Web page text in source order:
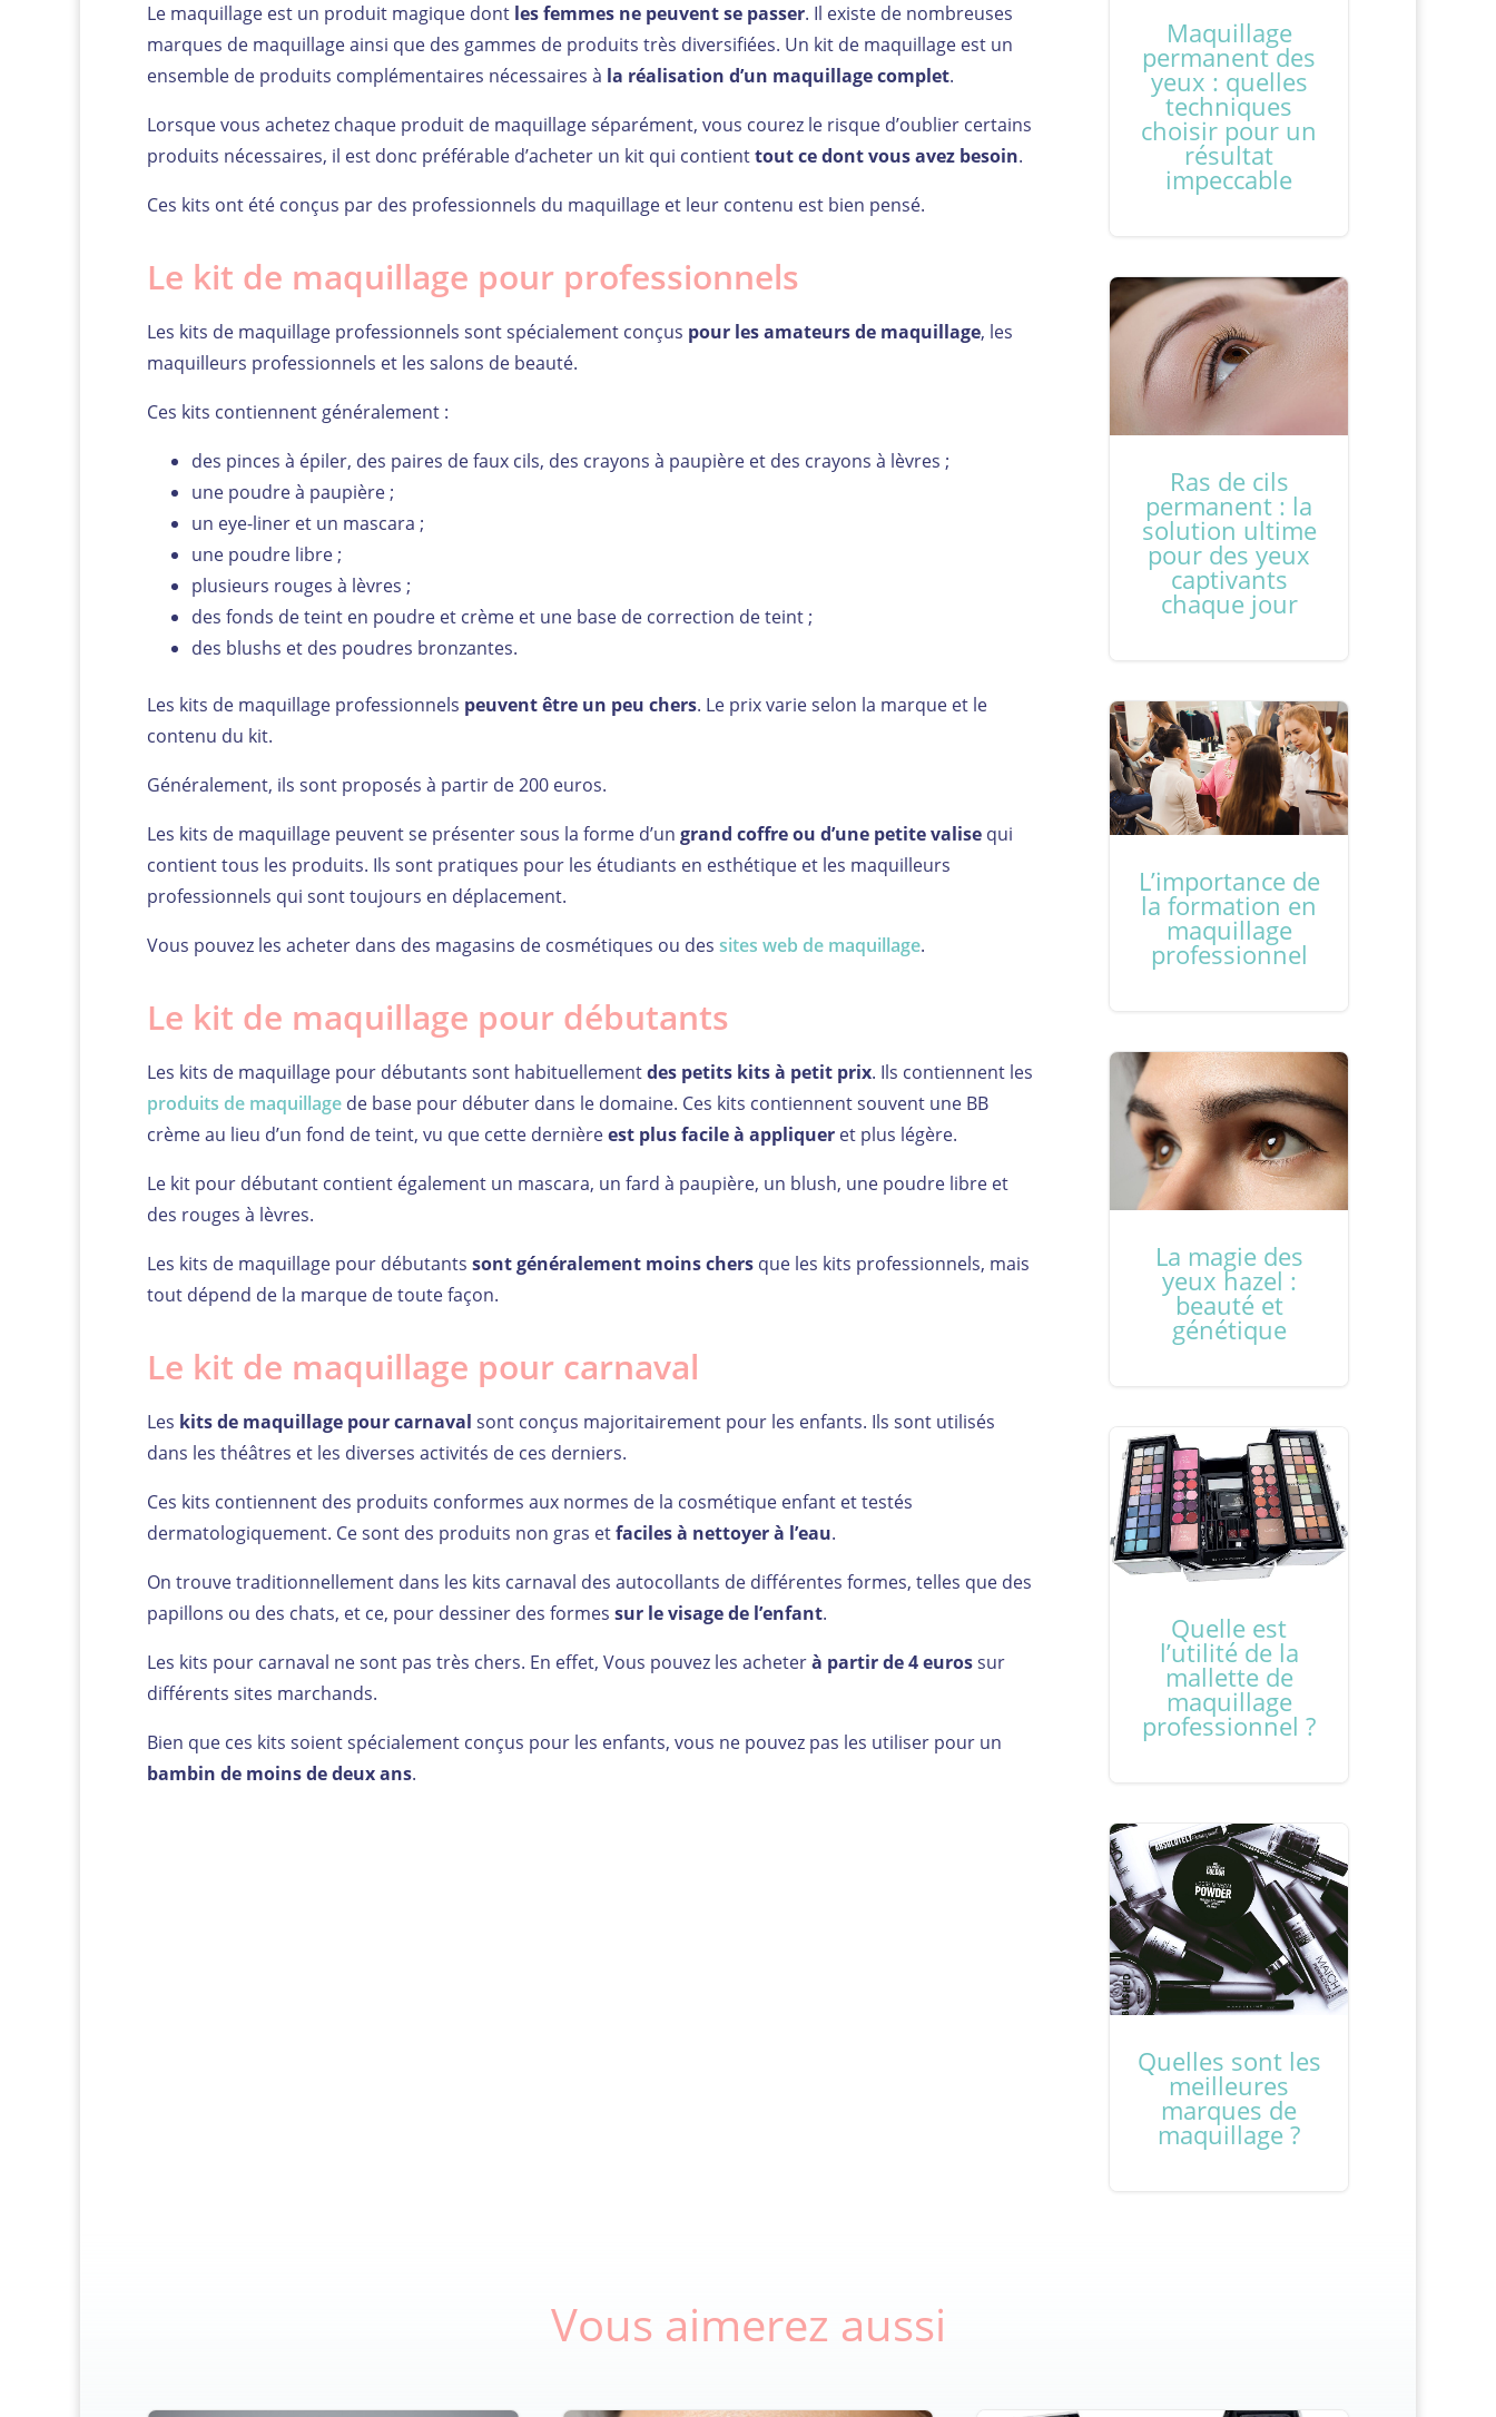
Le maquillage est un produit magique dont les femmes ne peuvent se passer. Il existe de nombreuses
marques de maquillage ainsi que des gammes de produits très diversifiées. Un kit de maquillage est un
ensemble de produits complémentaires nécessaires à la réalisation d’un maquillage complet.
Lorsque vous achetez chaque produit de maquillage séparément, vous courez le risque d’oublier certains
produits nécessaires, il est donc préférable d’acheter un kit qui contienttout ce dont vous avez besoin.
Ces kits ont été conçus par des professionnels du maquillage et leur contenu est bien pensé.
Le kit de maquillage pour professionnels
Les kits de maquillage professionnels sont spécialement conçus pour les amateurs de maquillage, les
maquilleurs professionnels et les salons de beauté.
Ces kits contiennent généralement :
des pinces à épiler, des paires de faux cils, des crayons à paupière et des crayons à lèvres ;
une poudre à paupière ;
un eye-liner et un mascara ;
une poudre libre ;
plusieurs rouges à lèvres ;
des fonds de teint en poudre et crème et une base de correction de teint ;
des blushs et des poudres bronzantes.
Les kits de maquillage professionnels peuvent être un peu chers. Le prix varie selon la marque et le
contenu du kit.
Généralement, ils sont proposés à partir de 200 euros.
Les kits de maquillage peuvent se présenter sous la forme d’un grand coffre ou d’une petite valise qui
contient tous les produits. Ils sont pratiques pour les étudiants en esthétique et les maquilleurs
professionnels qui sont toujours en déplacement.
Vous pouvez les acheter dans des magasins de cosmétiques ou des sites web de maquillage.
Le kit de maquillage pour débutants
Les kits de maquillage pour débutants sont habituellementdes petits kits à petit prix. Ils contiennent les
produits de maquillage de base pour débuter dans le domaine. Ces kits contiennent souvent une BB
crème au lieu d’un fond de teint, vu que cette dernièreest plus facile à appliquer et plus légère.
Le kit pour débutant contient également un mascara, un fard à paupière, un blush, une poudre libre et
des rouges à lèvres.
Les kits de maquillage pour débutants sont généralement moins chers que les kits professionnels, mais
tout dépend de la marque de toute façon.
Le kit de maquillage pour carnaval
Les kits de maquillage pour carnaval sont conçus majoritairement pour les enfants. Ils sont utilisés
dans les théâtres et les diverses activités de ces derniers.
Ces kits contiennent des produits conformes aux normes de la cosmétique enfant et testés
dermatologiquement. Ce sont des produits non gras etfaciles à nettoyer à l’eau.
On trouve traditionnellement dans les kits carnaval des autocollants de différentes formes, telles que des
papillons ou des chats, et ce, pour dessiner des formes sur le visage de l’enfant.
Les kits pour carnaval ne sont pas très chers. En effet, Vous pouvez les acheterà partir de 4 eurossur
différents sites marchands.
Bien que ces kits soient spécialement conçus pour les enfants, vous ne pouvez pas les utiliser pour un
bambin de moins de deux ans.
Maquillage
permanent des
yeux : quelles
techniques
choisir pour un
résultat
impeccable
Ras de cils
permanent : la
solution ultime
pour des yeux
captivants
chaque jour
L’importance de
la formation en
maquillage
professionnel
La magie des
yeux hazel :
beauté et
génétique
Quelle est
l’utilité de la
mallette de
maquillage
professionnel ?
Quelles sont les
meilleures
marques de
maquillage ?
Vous aimerez aussi